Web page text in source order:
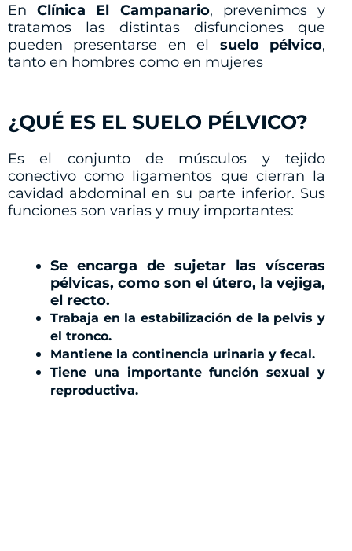
EnClínica El Campanario, prevenimos y
tratamos las distintas disfunciones que
pueden presentarse en el suelo pélvico,
tanto en hombres como en mujeres
¿QUÉ ES EL SUELO PÉLVICO?
Es el conjunto de músculos y tejido
conectivo como ligamentos que cierran la
cavidad abdominal en su parte inferior. Sus
funciones son varias y muy importantes:
Se encarga de sujetar las vísceras
pélvicas, como son el útero, la vejiga,
el recto.
Trabaja en la estabilización de la pelvis y
el tronco.
Mantiene la continencia urinaria y fecal.
Tiene una importante función sexual y
reproductiva.